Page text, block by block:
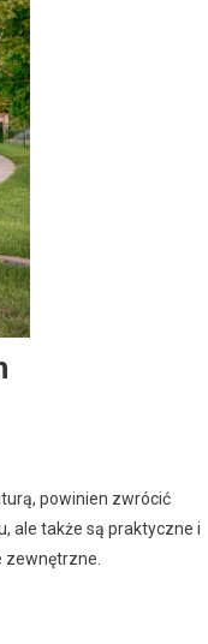
powinien zwrócić
ale także są praktyczne i